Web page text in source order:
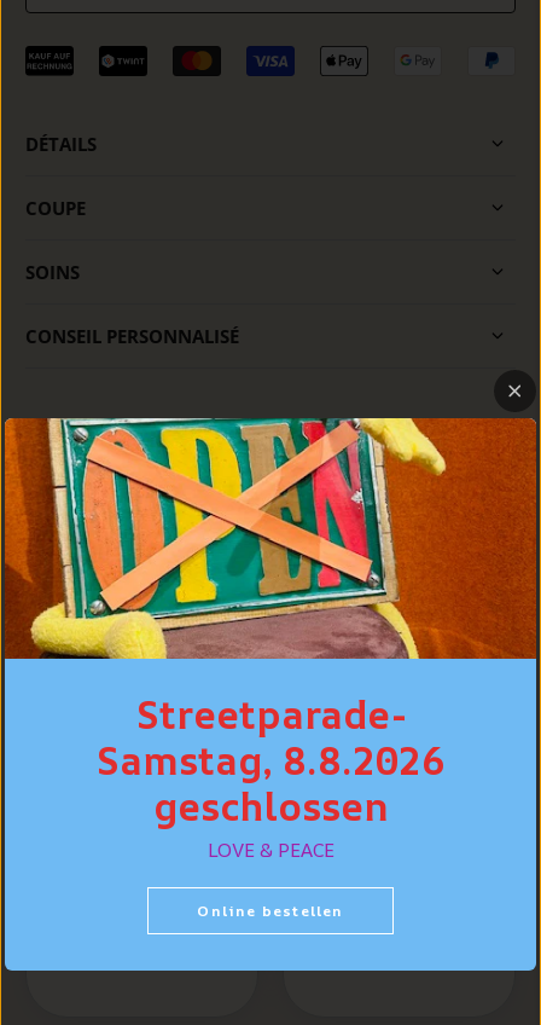
DÉTAILS
COUPE
SOINS
CONSEIL PERSONNALISÉ
MEILLEURES VENTES
clair délavé "Call
LEVI'S® Jeans Shirt
clair "Esta Noche"
Streetparade-
Samstag, 8.8.2026
geschlossen
LOVE & PEACE
Online bestellen